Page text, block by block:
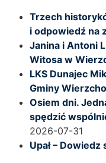
Trzech
i odpowiedź na
Janina i Antoni
Witosa w
LKS Dunajec
Gminy
Osiem dni.
spędzić
2026-07-31
Upał –